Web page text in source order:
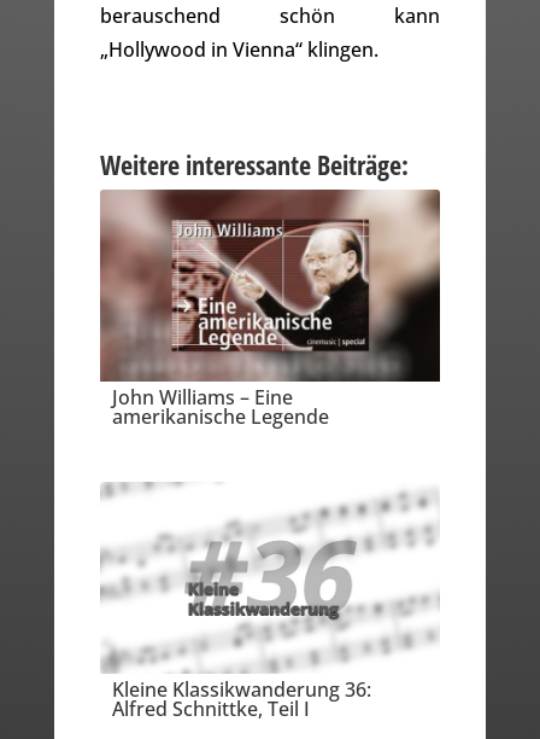
berauschend schön kann
„Hollywood in Vienna“ klingen.
Weitere interessante Beiträge:
John Williams – Eine
amerikanische Legende
Kleine Klassikwanderung 36:
Alfred Schnittke, Teil I